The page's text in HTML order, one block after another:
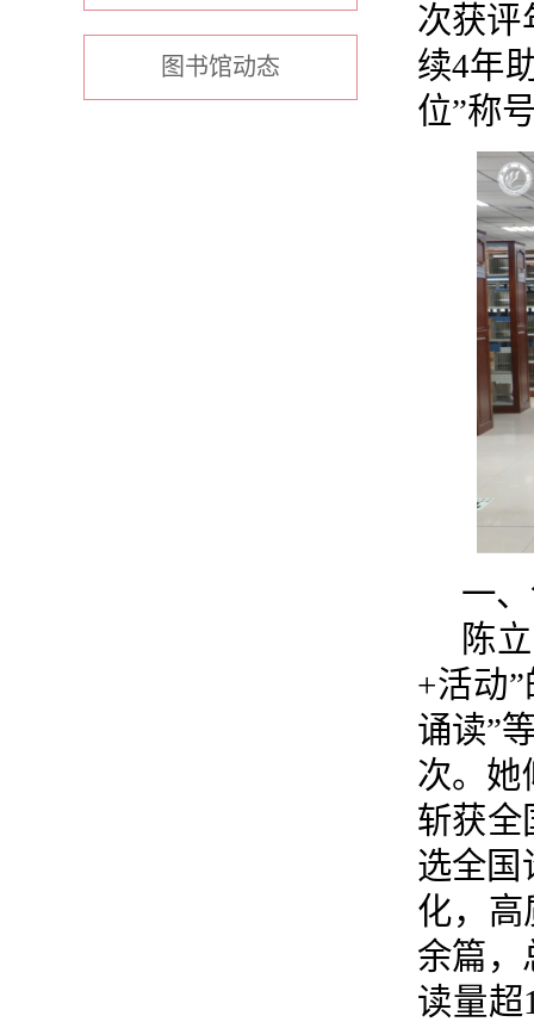
图书馆动态
次获评
续4年
位”称
一
陈
+活动
诵读”
次。她
斩获全
选全国
化，高
余篇，
读量超